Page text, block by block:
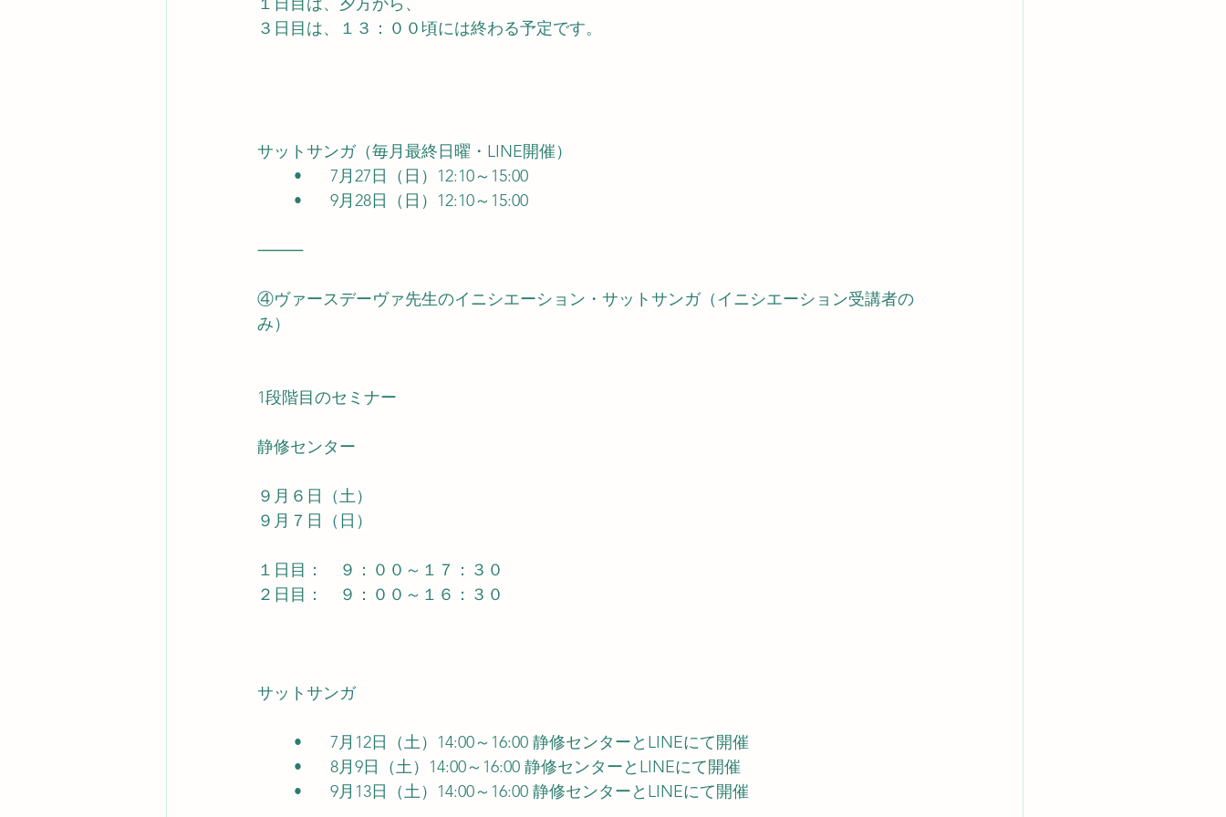
３日目は、１３：００頃には終わる予定です。
サットサンガ（毎月最終日曜・LINE開催）
	•	7月27日（日）12:10～15:00
	•	9月28日（日）12:10～15:00
⸻
④ヴァースデーヴァ先生のイニシエーション・サットサンガ（イニシエーション受講者の
み）
1段階目のセミナー
静修センター
９月６日（土）
９月７日（日）
１日目：　９：００～１７：３０
２日目：　９：００～１６：３０
サットサンガ
	•	7月12日（土）14:00～16:00 静修センターとLINEにて開催
	•	8月9日（土）14:00～16:00 静修センターとLINEにて開催
	•	9月13日（土）14:00～16:00 静修センターとLINEにて開催